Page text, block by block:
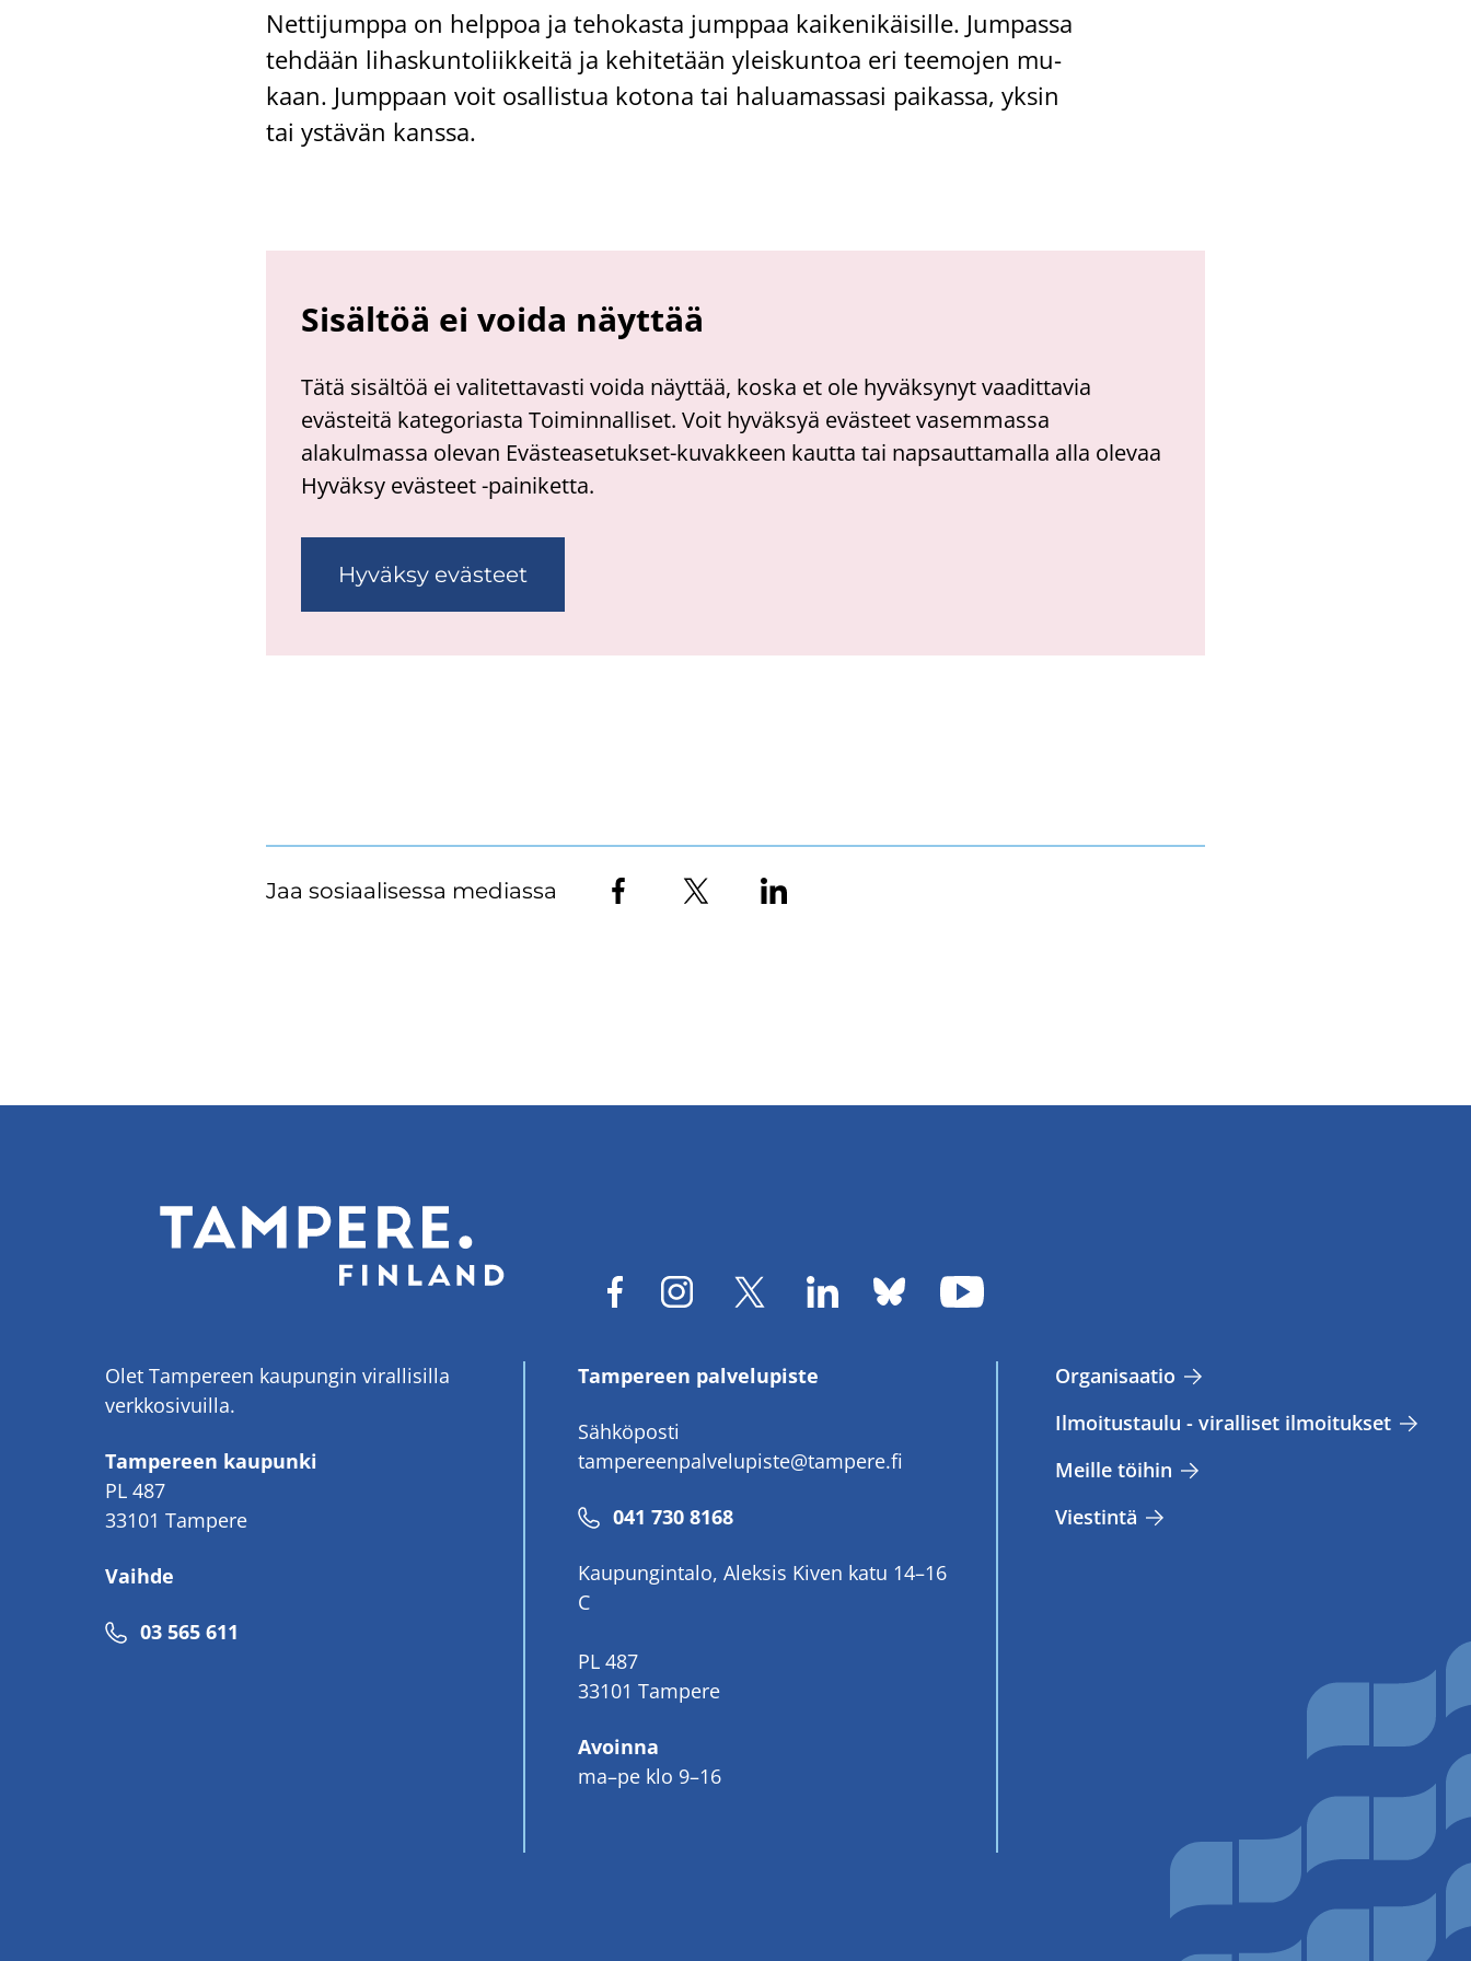
Net­ti­jump­pa on help­poa ja te­ho­kas­ta jump­paa kai­ke­ni­käi­sil­le. Jum­pas­sa
teh­dään li­has­kun­to­liik­kei­tä ja ke­hi­te­tään yleis­kun­toa eri tee­mo­jen mu­
kaan. Jump­paan voit osal­lis­tua ko­to­na tai ha­lua­mas­sa­si pai­kas­sa, yksin
tai ys­tä­vän kans­sa.
Sisältöä ei voida näyttää
Tätä sisältöä ei valitettavasti voida näyttää, koska et ole hyväksynyt vaadittavia
evästeitä kategoriasta Toiminnalliset. Voit hyväksyä evästeet vasemmassa
alakulmassa olevan Evästeasetukset-kuvakkeen kautta tai napsauttamalla alla olevaa
Hyväksy evästeet -painiketta.
Hyväksy evästeet
Jaa sosiaalisessa mediassa
Olet Tampereen kaupungin virallisilla
verkkosivuilla.
Tampereen kaupunki
PL 487
33101 Tampere
Vaihde
Puhelinnumero
03 565 611
Tampereen palvelupiste
Sähköposti
tampereenpalvelupiste@tampere.fi
Puhelinnumero
041 730 8168
Kaupungintalo, Aleksis Kiven katu 14–16
C
PL 487
33101 Tampere
Avoinna
ma–pe klo 9–16
Or­ga­ni­saa­tio
Il­moi­tus­tau­lu - vi­ral­li­set il­moi­tuk­set
Meil­le töi­hin
Vies­tin­tä